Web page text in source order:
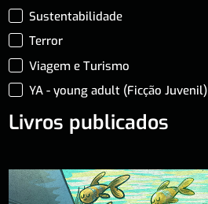
Sustentabilidade
Terror
Viagem e Turismo
YA - young adult (Ficção Juvenil)
Livros publicados